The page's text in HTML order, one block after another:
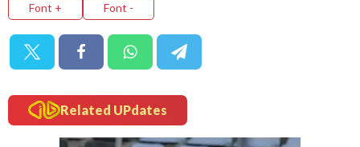
Font + Font -
Related UPdates